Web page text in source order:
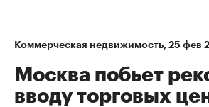
Коммерческая недвижимость⁠, 25 фев
Москва побьет
вводу торговых